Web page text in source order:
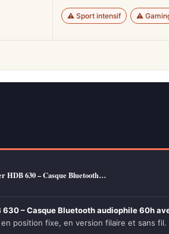
⚠️ Sport intensif ⚠️
HDB 630 – Casque Bluetooth…
630 – Casque Bluetooth audiophile 60h
position fixe, en version filaire et sans